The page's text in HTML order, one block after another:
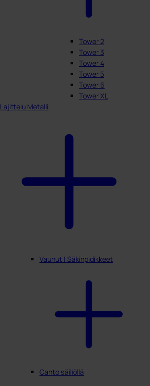
Tower 2
Tower 3
Tower 4
Tower 5
Tower 6
Tower XL
Lajittelu Metalli
Vaunut | Säkinpidikkeet
Canto säiliöllä